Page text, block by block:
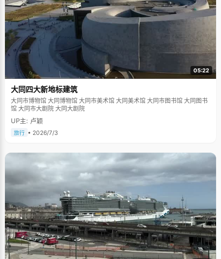
05:22
大同四大新地标建筑
大同市博物馆 大同博物馆 大同市美术馆 大同美术馆 大同市图书馆 大同图书
馆 大同市大剧院 大同大剧院
UP主: 卢颖
旅行 • 2026/7/3